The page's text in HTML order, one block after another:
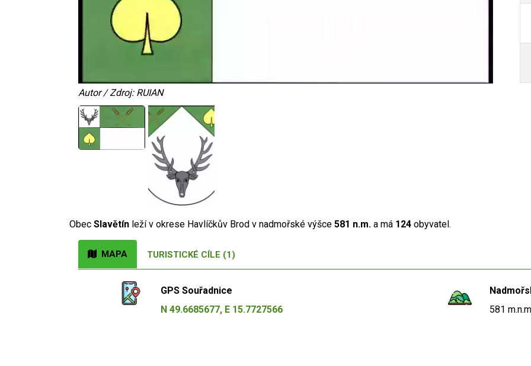
Autor / Zdroj: RUIAN
Obec Slavětín leží v okrese Havlíčkův Brod v nadmořské výšce 581 n.m. a má 124 obyvatel.
MAPA TURISTICKÉ CÍLE (1)
GPS Souřadnice
N 49.6685677, E 15.7727566
581 m.n.m